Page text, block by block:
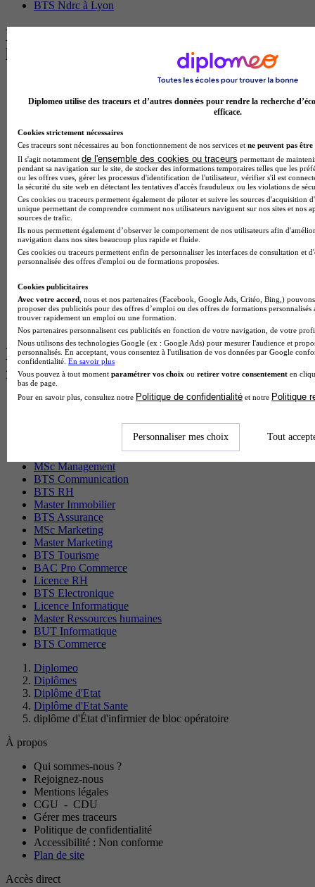
BTS Ndrc à Lyon
Les intitulés de diplôme par alternance
les plus recherchés
BTS Dietetique en alternance
BTS Mco en alternance
BTS Sp3s en alternance
Master CCA en alternance
BTS Ndrc en alternance
BTS Sam en alternance
Cap Fleuriste en alternance
BTS Sio en alternance
MSc Marketing Digital en alternance
BTS Gpme en alternance
Cap Electricien en alternance
BTS Gpn en alternance
BTS Domotique en alternance
BTS Sta en alternance
BTS Iris en alternance
BTS Tpl en alternance
BTS Ati en alternance
Les diplômes par filière les plus
recherchés
CS Sport
MSc Management
BTS Communication
BTS RH
Master Immobilier
BTS Assurance
MSc Marketing
Master Marketing
BTS Tourisme
BAC Pro Commerce
Licence RH
BTS Electronique
Licence Informatique
Master Ressources humaines
BUT Informatique
BTS Commerce
Diplomeo
Diplômes
Diplôme d'Etat
Diplôme d'Etat Sante
diplôme d'État d'infirmier de bloc opératoire
À propos
Qui sommes-nous ?
Rejoignez-nous
Mentions légales
CGU - CDU
Gérer mes traceurs
Politique de confidentialité
Accessibilité : Non conforme
Plan de site
Accès direct
Diplomeo utilise des traceurs et d’autres données pour rendre la recherche
efficace.
Cookies strictement nécessaires
Ces traceurs sont nécessaires au bon fonctionnement de nos services et ne peuvent pas être
Il s'agit notamment de l'ensemble des cookies ou traceurs permettant de
pendant sa navigation sur le site, de stocker des informations temporaires telles que les
ou les offres vues, gérer les processus d'identification de l'utilisateur, vérifier s'il est
la sécurité du site web en détectant les tentatives d'accès frauduleux ou les violations de
Ces cookies ou traceurs permettent également de piloter et suivre les sources d'acquisition
unique permettant de comprendre comment nos utilisateurs naviguent sur nos sites et nos
sources de trafic.
Ils nous permettent également d’observer le comportement de nos utilisateurs afin
navigation dans nos sites beaucoup plus rapide et fluide.
Ces cookies ou traceurs permettent enfin de personnaliser les interfaces de consultation et
personnalisée des offres d'emploi ou de formations proposées.
Cookies publicitaires
Avec votre accord , nous et nos partenaires (Facebook, Google Ads, Critéo, Bing,)
proposer des publicités pour des offres d’emploi ou des offres de formations
trouver rapidement un emploi ou une formation.
Nos partenaires personnalisent ces publicités en fonction de votre navigation, de votre
Nous utilisons des technologies Google (ex : Google Ads) pour mesurer l'audience et
personnalisés. En acceptant, vous consentez à l'utilisation de vos données par Google
confidentialité. En savoir plus
Vous pouvez à tout moment paramétrer vos choix ou retirer votre consentement en
bas de page.
Pour en savoir plus, consultez notre Politique de confidentialité et notre Politique
Personnaliser mes choix Tout